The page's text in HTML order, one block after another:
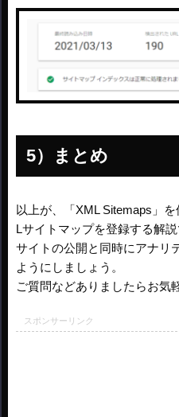
まとめ
以上が、「XML Sitemaps」
Lサイトマップを登録する解説
サイトの公開と同時にアナリ
ようにしましょう。
ご質問などありましたらお気